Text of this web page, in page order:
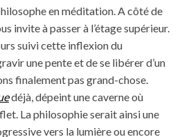
en méditation. A côté de
invite à passer à l’étage supérieur.
suivi cette inflexion du
une pente et de se libérer d’un
finalement pas grand-chose.
déjà, dépeint une caverne où
La philosophie serait ainsi une
vers la lumière ou encore